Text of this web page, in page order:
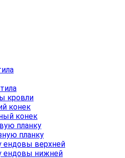
кровли
конек
конек
планку
планку
ендовы верхней
ендовы нижней